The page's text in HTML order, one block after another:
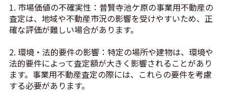
1. 市場価値の不確実性：普賢寺池ケ原の事業用不動産の
査定は、地域や不動産市況の影響を受けやすいため、正
確な評価が難しい場合があります。
2. 環境・法的要件の影響：特定の場所や建物は、環境や
法的要件によって査定額が大きく影響されることがあり
ます。事業用不動産査定の際には、これらの要件を考慮
する必要があります。